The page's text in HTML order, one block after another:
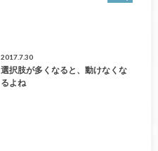
2017.7.30
選択肢が多くなると、動けなくな
るよね